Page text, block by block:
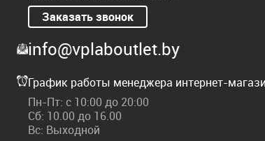
Заказать звонок
info@vplaboutlet.by
График работы менеджера интернет-
Пн-Пт: с 10:00 до 20:00
Сб: 10.00 до 16.00
Вс: Выходной